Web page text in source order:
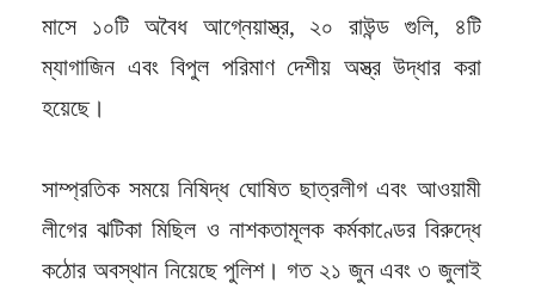
মাসে ১০টি অবৈধ আগ্নেয়াস্ত্র, ২০ রাউন্ড গুলি, ৪টি
ম্যাগাজিন এবং বিপুল পরিমাণ দেশীয় অস্ত্র উদ্ধার করা
হয়েছে।
সাম্প্রতিক সময়ে নিষিদ্ধ ঘোষিত ছাত্রলীগ এবং আওয়ামী
লীগের ঝটিকা মিছিল ও নাশকতামূলক কর্মকাণ্ডের বিরুদ্ধে
কঠোর অবস্থান নিয়েছে পুলিশ। গত ২১ জুন এবং ৩ জুলাই